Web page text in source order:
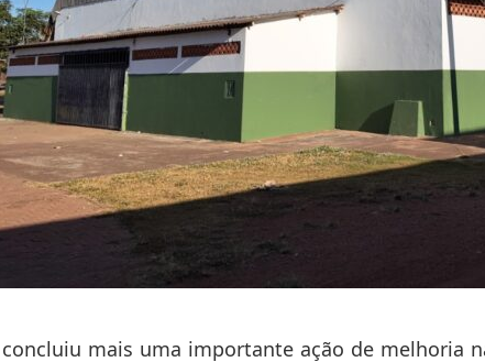
mais uma importante ação de melhoria